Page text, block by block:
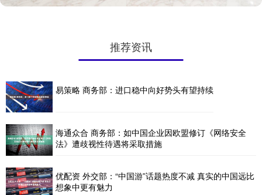
推荐资讯
易策略 商务部：进口稳中向好势头有望持续
海通众合 商务部：如中国企业因欧盟修订《网络安全
法》遭歧视性待遇将采取措施
优配资 外交部：“中国游”话题热度不减 真实的中国远比
想象中更有魅力